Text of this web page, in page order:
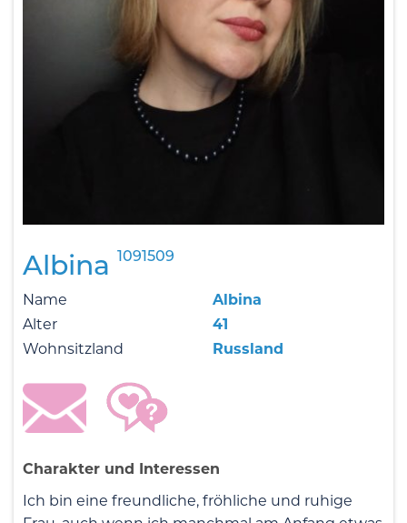
Albina 1091509
Name
Albina
Alter
41
Wohnsitzland
Russland
Charakter und Interessen
Ich bin eine freundliche, fröhliche und ruhige